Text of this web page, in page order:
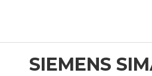
SIEMENS